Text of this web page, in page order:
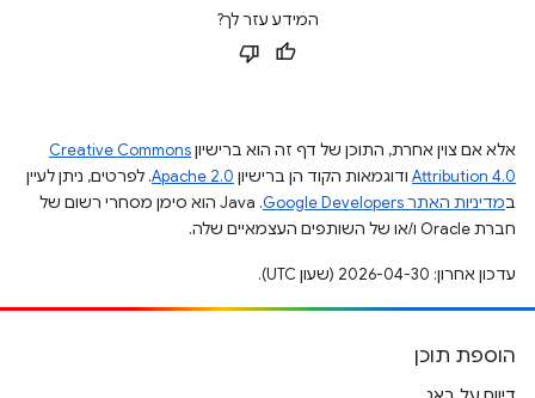
המידע עזר לך?
אלא אם צוין אחרת, התוכן של דף זה הוא ברישיוןCreative Commons
Attribution 4.0 ודוגמאות הקוד הן ברישיון Apache 2.0. לפרטים, ניתן לעיין
במדיניות האתר Google Developers‏
.‏ Java הוא סימן מסחרי רשום של
חברת Oracle ו/או של השותפים העצמאיים שלה.
עדכון אחרון: 2026-04-30 (שעון UTC).
הוספת תוכן